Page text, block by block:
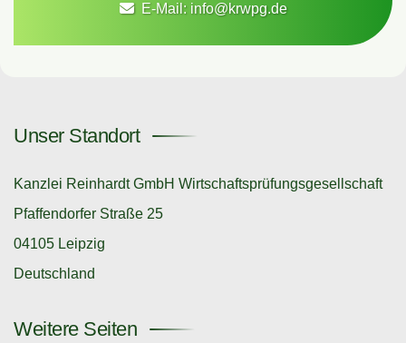
E-Mail: info@krwpg.de
Unser Standort
Kanzlei Reinhardt GmbH Wirtschaftsprüfungsgesellschaft
Pfaffendorfer Straße 25
04105 Leipzig
Deutschland
Weitere Seiten